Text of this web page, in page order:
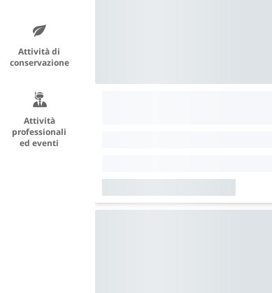
Attività di
conservazione
Attività
professionali
ed eventi